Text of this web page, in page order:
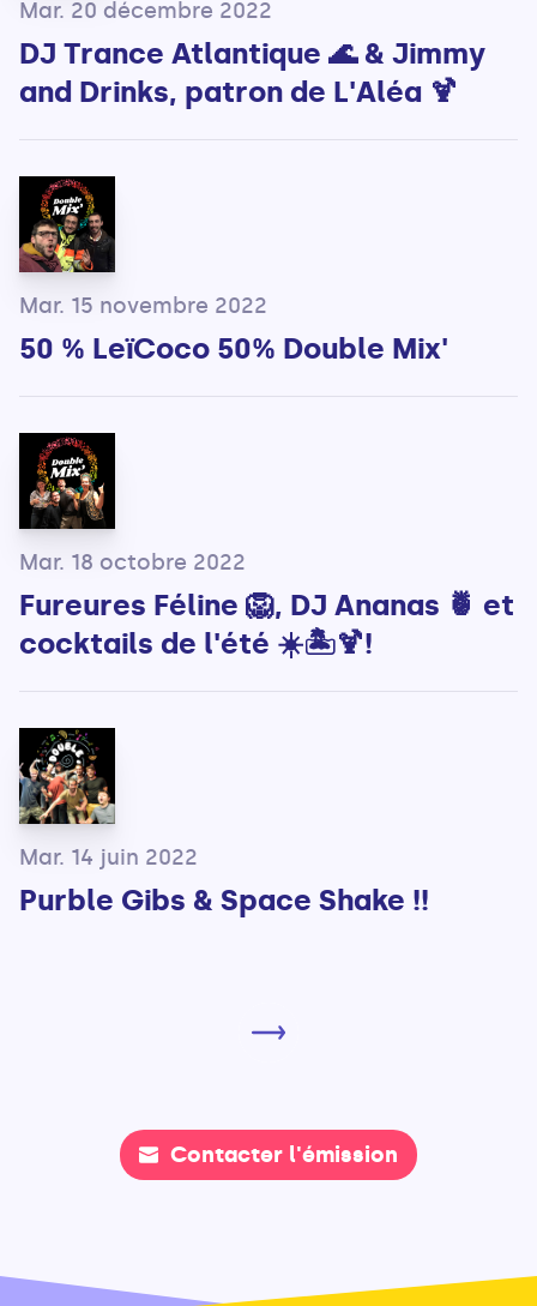
Mar. 20 décembre 2022
DJ Trance Atlantique 🌊 & Jimmy
and Drinks, patron de L'Aléa 🍹
Mar. 15 novembre 2022
50 % LeïCoco 50% Double Mix'
Mar. 18 octobre 2022
Fureures Féline 🦁, DJ Ananas 🍍 et
cocktails de l'été ☀️🏝️🍹!
Mar. 14 juin 2022
Purble Gibs & Space Shake !!
Contacter l'émission